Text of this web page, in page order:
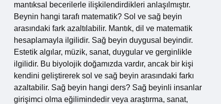
mantıksal becerilerle ilişkilendirdikleri anlaşılmıştır.
Beynin hangi tarafı matematik? Sol ve sağ beyin
arasındaki fark azaltılabilir. Mantık, dil ve matematik
hesaplamayla ilgilidir. Sağ beyin duygusal beyindir.
Estetik algılar, müzik, sanat, duygular ve gerginlikle
ilgilidir. Bu biyolojik doğamızda vardır, ancak bir kişi
kendini geliştirerek sol ve sağ beyin arasındaki farkı
azaltabilir. Sağ beyin hangi ders? Sağ beyinli insanlar
girişimci olma eğilimindedir veya araştırma, sanat,